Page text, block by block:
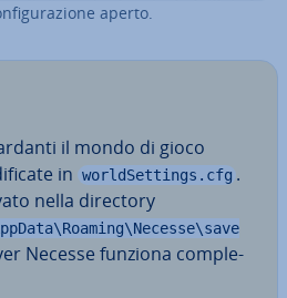
aperto.
il mondo di gioco
in worldSettings.cfg .
nella directory
Necesse funziona com­ple­